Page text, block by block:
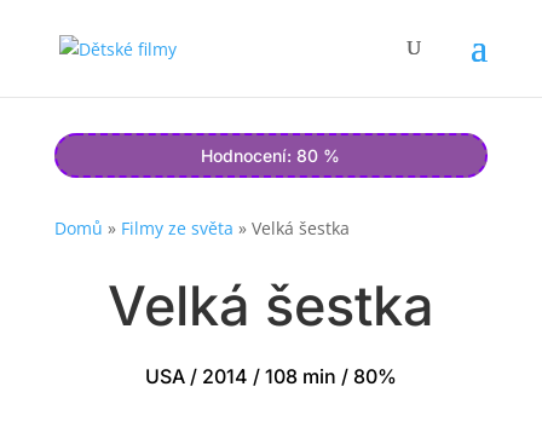
Hodnocení: 80 %
Domů » Filmy ze světa » Velká šestka
Velká šestka
USA / 2014 / 108 min / 80%